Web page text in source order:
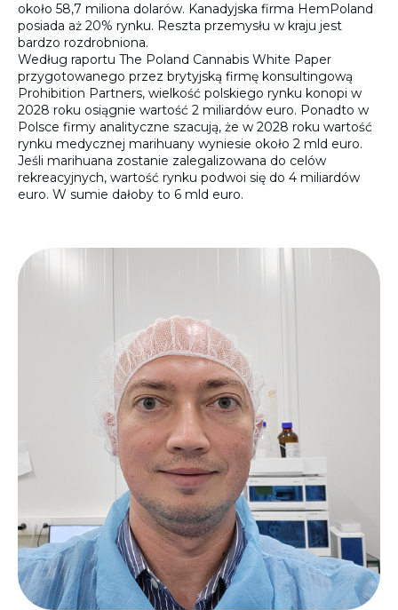
około 58,7 miliona dolarów. Kanadyjska firma HemPoland
posiada aż 20% rynku. Reszta przemysłu w kraju jest
bardzo rozdrobniona.
Według raportu The Poland Cannabis White Paper
przygotowanego przez brytyjską firmę konsultingową
Prohibition Partners, wielkość polskiego rynku konopi w
2028 roku osiągnie wartość 2 miliardów euro. Ponadto w
Polsce firmy analityczne szacują, że w 2028 roku wartość
rynku medycznej marihuany wyniesie około 2 mld euro.
Jeśli marihuana zostanie zalegalizowana do celów
rekreacyjnych, wartość rynku podwoi się do 4 miliardów
euro. W sumie dałoby to 6 mld euro.